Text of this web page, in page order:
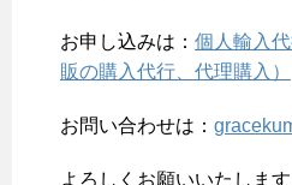
お申し込みは： 個人輸入
販の購入代行、代理購入）
お問い合わせは：
よろしくお願いいたします